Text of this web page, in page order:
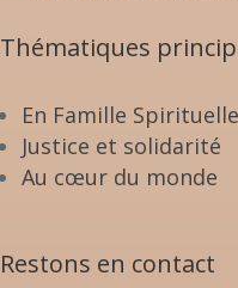
Thématiques
En Famille Spirituelle
Justice et solidarité
Au cœur du monde
Restons en contact